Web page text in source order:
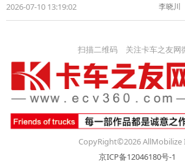
2026-07-10 13:19:02 李晓川
扫描二维码 关注卡车之友网
CopyRight©2026 AllMobilize
京ICP备12046180号-1